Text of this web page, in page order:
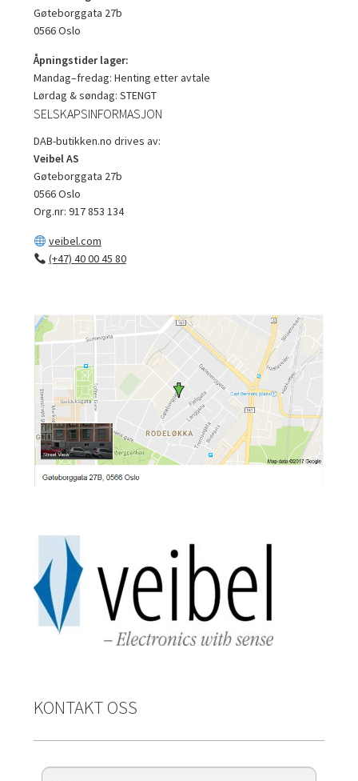
Gøteborggata 27b
0566 Oslo
Åpningstider lager:
Mandag–fredag: Henting etter avtale
Lørdag & søndag: STENGT
SELSKAPSINFORMASJON
DAB-butikken.no drives av:
Veibel AS
Gøteborggata 27b
0566 Oslo
Org.nr: 917 853 134
veibel.com
(+47) 40 00 45 80
KONTAKT OSS